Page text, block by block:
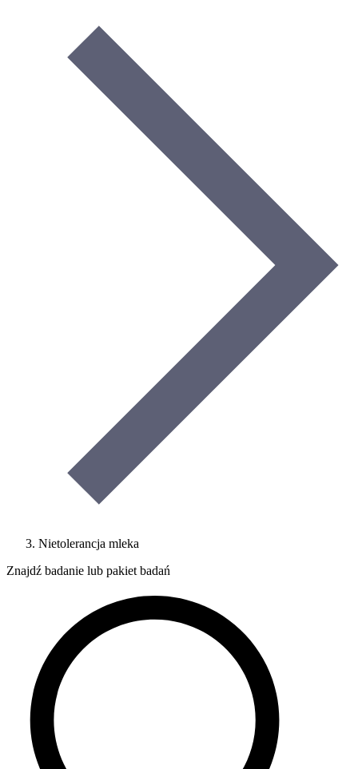
Nietolerancja mleka
Znajdź badanie lub pakiet badań